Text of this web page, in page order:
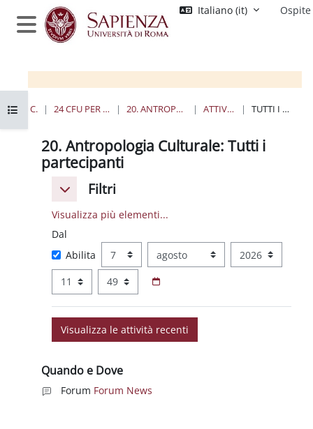
Vai al contenuto principale
Pannello laterale
Italiano ‎(it)‎ Ospite
Apri indice del corso
HOME CORSI 24 CFU PER L'INSEGNAMENTO 20. ANTROPOLOGIA CULTURALE ATTIVITÀ RECENTE TUTTI I PARTECIPANTI
20. Antropologia Culturale: Tutti i
partecipanti
Filtri
Filtri Filtri
Visualizza più elementi...
Dal
DalAbilita Giorno Anno
Ora Minuto
Quando e Dove
Forum Forum News